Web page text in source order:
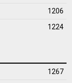
1206
1224
1267